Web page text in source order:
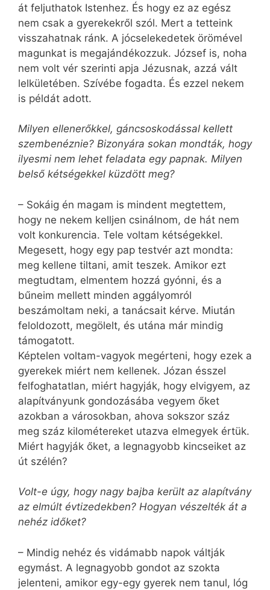
át feljuthatok Istenhez. És hogy ez az egész
nem csak a gyerekekről szól. Mert a tetteink
visszahatnak ránk. A jócselekedetek örömével
magunkat is megajándékozzuk. József is, noha
nem volt vér szerinti apja Jézusnak, azzá vált
lelkületében. Szívébe fogadta. És ezzel nekem
is példát adott.
Milyen ellenerőkkel, gáncsoskodással kellett
szembenéznie? Bizonyára sokan mondták, hogy
ilyesmi nem lehet feladata egy papnak. Milyen
belső kétségekkel küzdött meg?
– Sokáig én magam is mindent megtettem,
hogy ne nekem kelljen csinálnom, de hát nem
volt konkurencia. Tele voltam kétségekkel.
Megesett, hogy egy pap testvér azt mondta:
meg kellene tiltani, amit teszek. Amikor ezt
megtudtam, elmentem hozzá gyónni, és a
bűneim mellett minden aggályomról
beszámoltam neki, a tanácsait kérve. Miután
feloldozott, megölelt, és utána már mindig
támogatott.
Képtelen voltam-vagyok megérteni, hogy ezek a
gyerekek miért nem kellenek. Józan ésszel
felfoghatatlan, miért hagyják, hogy elvigyem, az
alapítványunk gondozásába vegyem őket
azokban a városokban, ahova sokszor száz
meg száz kilométereket utazva elmegyek értük.
Miért hagyják őket, a legnagyobb kincseiket az
út szélén?
Volt-e úgy, hogy nagy bajba került az alapítvány
az elmúlt évtizedekben? Hogyan vészelték át a
nehéz időket?
– Mindig nehéz és vidámabb napok váltják
egymást. A legnagyobb gondot az szokta
jelenteni, amikor egy-egy gyerek nem tanul, lóg